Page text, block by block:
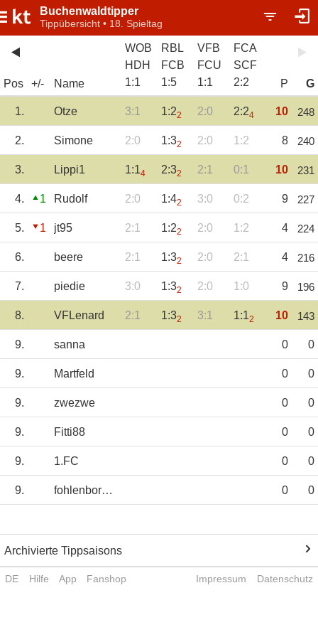
Buchenwaldtipper
Tippübersicht • 18. Spieltag
Pos +/- Name
WOB
HDH
1:1
RBL
FCB
1:5
VFB
FCU
1:1
FCA
SCF
2:2 P G
1. Otze 3:1 1:22 2:0 2:24 10 248
2. Simone 2:0 1:32 2:0 1:2 8 240
3. Lippi1 1:14 2:32 2:1 0:1 10 231
4. 1 Rudolf 2:0 1:42 3:0 0:2 9 227
5. 1 jt95 2:1 1:22 2:0 1:2 4 224
6. beere 2:1 1:32 2:0 2:1 4 216
7. piedie 3:0 1:32 2:0 1:0 9 196
8. VFLenard 2:1 1:32 3:1 1:12 10 143
9. sanna 0 0
9. Martfeld 0 0
9. zwezwe 0 0
9. Fitti88 0 0
9. 1.FC 0 0
9. fohlenborusse 0 0
Archivierte Tippsaisons
DE Hilfe App Fanshop Impressum Datenschutz